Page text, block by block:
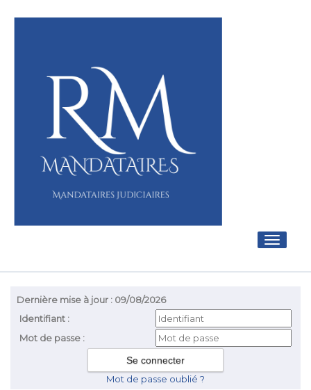
Toggle
Dernière mise à jour : 09/08/2026
Identifiant :
Mot de passe :
Mot de passe oublié ?